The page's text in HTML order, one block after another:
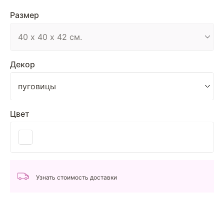
Размер
Декор
Цвет
Узнать стоимость доставки